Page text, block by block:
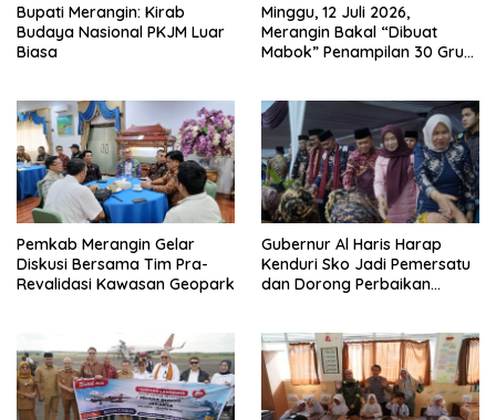
Bupati Merangin: Kirab
Budaya Nasional PKJM Luar
Biasa
Minggu, 12 Juli 2026,
Merangin Bakal “Dibuat
Mabok” Penampilan 30 Grup
Pemkab Merangin Gelar
Diskusi Bersama Tim Pra-
Revalidasi Kawasan Geopark
Gubernur Al Haris Harap
Kenduri Sko Jadi Pemersatu
dan Dorong Perbaikan